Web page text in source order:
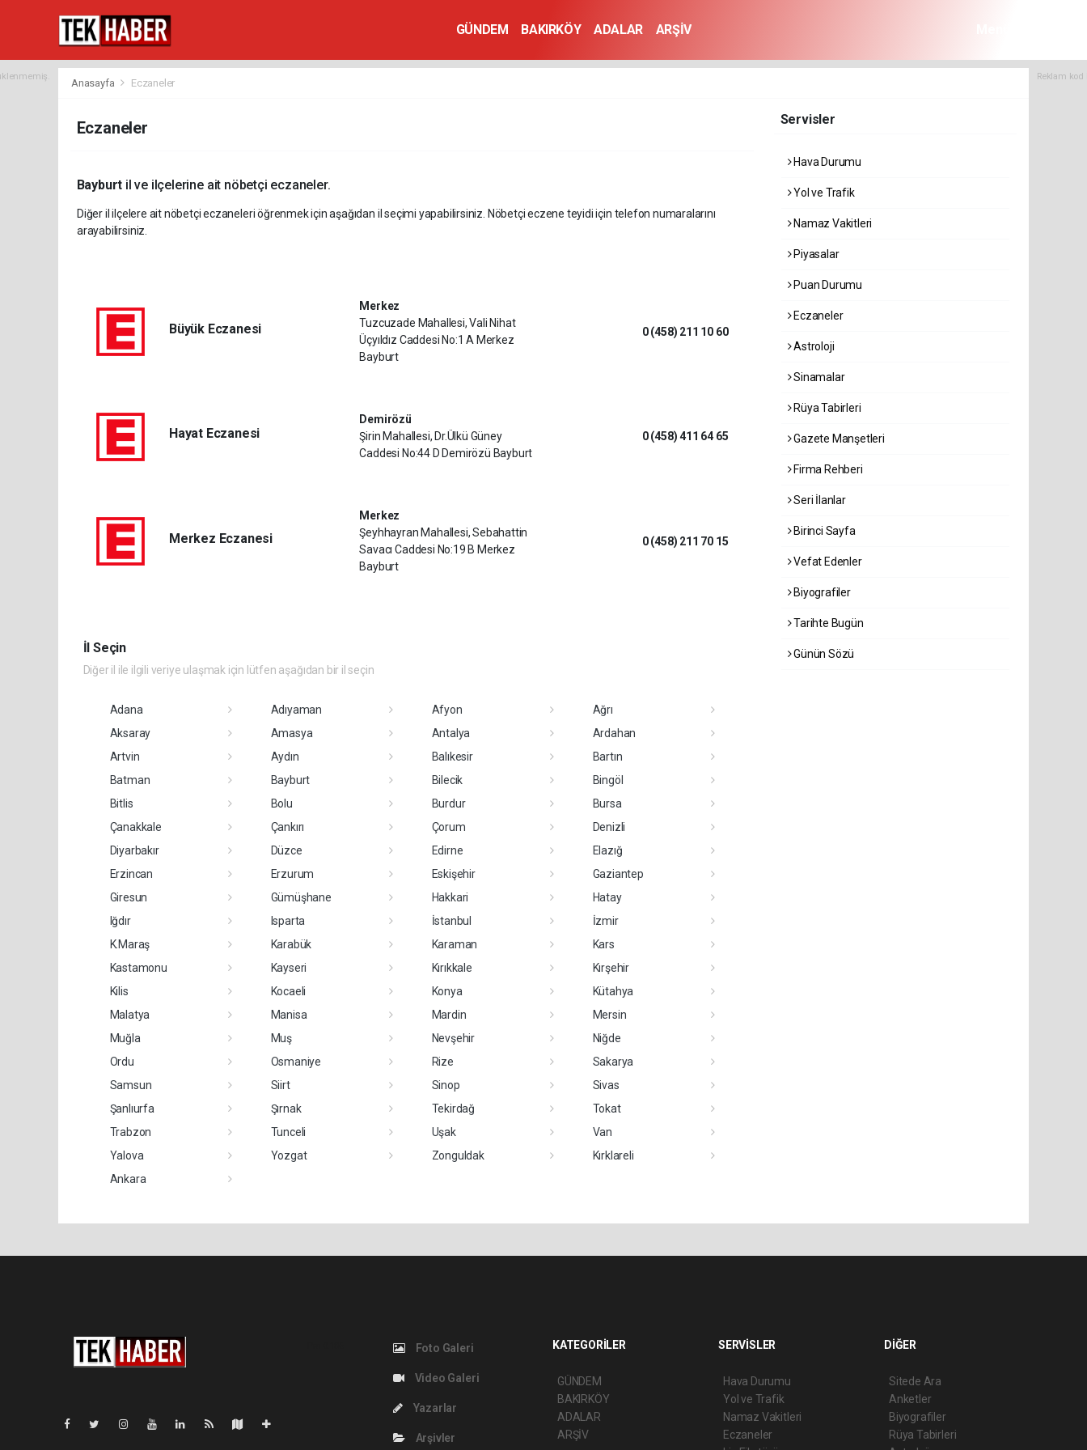
GÜNDEM BAKIRKÖY ADALAR ARŞİV
Reklam
Anasayfa Eczaneler
Eczaneler
Bayburt il ve ilçelerine ait nöbetçi eczaneler.
Diğer il ilçelere ait nöbetçi eczaneleri öğrenmek için aşağıdan il seçimi yapabilirsiniz. Nöbetçi eczene teyidi için telefon numaralarını
arayabilirsiniz.
Büyük Eczanesi
Merkez
Tuzcuzade Mahallesi, Vali Nihat
Üçyıldız Caddesi No:1 A Merkez
Bayburt
0 (458) 211 10 60
Hayat Eczanesi
Demirözü
Şirin Mahallesi, Dr.Ülkü Güney
Caddesi No:44 D Demirözü Bayburt
0 (458) 411 64 65
Merkez Eczanesi
Merkez
Şeyhhayran Mahallesi, Sebahattin
Savacı Caddesi No:19 B Merkez
Bayburt
0 (458) 211 70 15
İl Seçin
Diğer il ile ilgili veriye ulaşmak için lütfen aşağıdan bir il seçin
Adana Adıyaman Afyon
Ağrı
Aksaray
Amasya Antalya
Ardahan
Artvin
Aydın Balıkesir
Bartın
Batman
Bayburt Bilecik
Bingöl
Bitlis
Bolu Burdur
Bursa
Çanakkale
Çankırı Çorum
Denizli
Diyarbakır
Düzce Edirne
Elazığ
Erzincan
Erzurum Eskişehir
Gaziantep
Giresun
Gümüşhane Hakkari
Hatay
Iğdır
Isparta İstanbul
İzmir
K.Maraş
Karabük Karaman
Kars
Kastamonu
Kayseri Kırıkkale
Kırşehir
Kilis
Kocaeli Konya
Kütahya
Malatya
Manisa Mardin
Mersin
Muğla
Muş Nevşehir
Niğde
Ordu
Osmaniye Rize
Sakarya
Samsun
Siirt Sinop
Sivas
Şanlıurfa
Şırnak Tekirdağ
Tokat
Trabzon
Tunceli Uşak
Van
Yalova
Yozgat Zonguldak
Kırklareli
Ankara
Servisler
Hava Durumu
Yol ve Trafik
Namaz Vakitleri
Piyasalar
Puan Durumu
Eczaneler
Astroloji
Sinamalar
Rüya Tabirleri
Gazete Manşetleri
Firma Rehberi
Seri İlanlar
Birinci Sayfa
Vefat Edenler
Biyografiler
Tarihte Bugün
Günün Sözü
Foto Galeri
Video Galeri
Yazarlar
Arşivler
KATEGORİLER
GÜNDEM
BAKIRKÖY
ADALAR
ARŞİV
SERVİSLER
Hava Durumu
Yol ve Trafik
Namaz Vakitleri
Eczaneler
DİĞER
Sitede Ara
Anketler
Biyografiler
Rüya Tabirleri